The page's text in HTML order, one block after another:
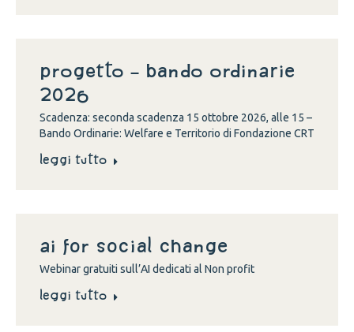
Progetto – Bando Ordinarie
2026
Scadenza: seconda scadenza 15 ottobre 2026, alle 15 –
Bando Ordinarie: Welfare e Territorio di Fondazione CRT
Leggi tutto
Ai for social change
Webinar gratuiti sull’AI dedicati al Non profit
Leggi tutto